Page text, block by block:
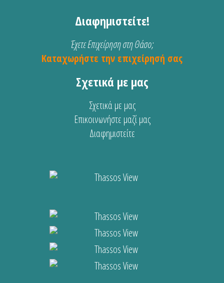
Διαφημιστείτε!
Έχετε Επιχείρηση στη Θάσο;
Καταχωρήστε την επιχείρησή σας
Σχετικά με μας
Σχετικά με μας
Επικοινωνήστε μαζί μας
Διαφημιστείτε